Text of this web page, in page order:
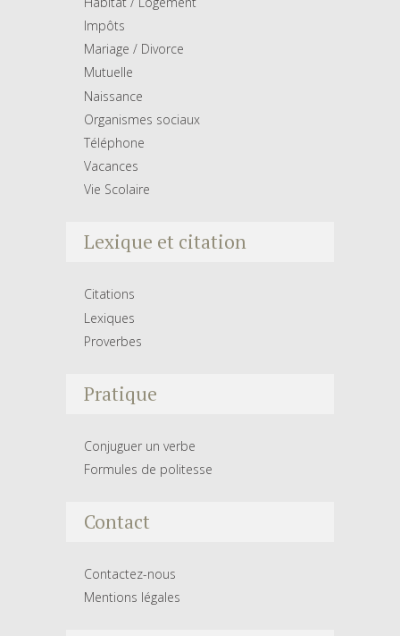
Impôts
Mariage / Divorce
Mutuelle
Naissance
Organismes sociaux
Téléphone
Vacances
Vie Scolaire
Lexique et citation
Citations
Lexiques
Proverbes
Pratique
Conjuguer un verbe
Formules de politesse
Contact
Contactez-nous
Mentions légales